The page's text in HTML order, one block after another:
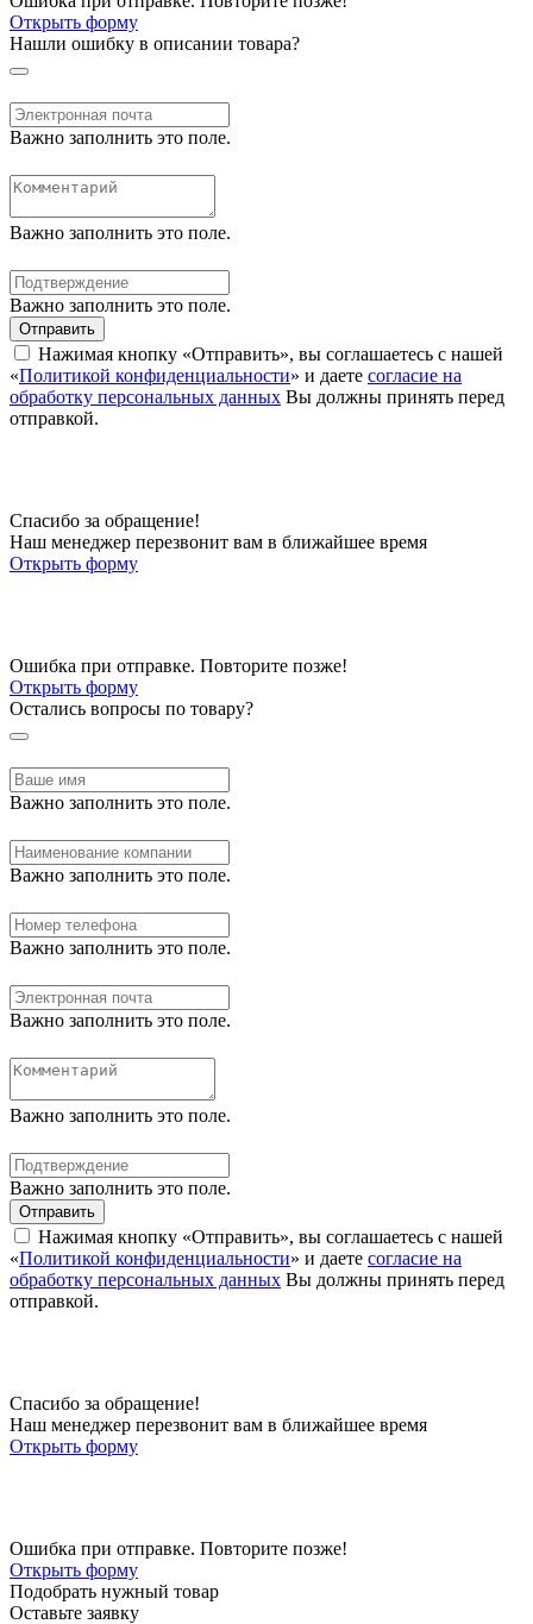
Открыть форму
Нашли ошибку в описании товара?
Важно заполнить это поле.
Важно заполнить это поле.
Важно заполнить это поле.
Отправить
Нажимая кнопку «Отправить», вы соглашаетесь с нашей
«Политикой конфиденциальности» и даете согласие на
обработку персональных данных Вы должны принять перед
отправкой.
Спасибо за обращение!
Наш менеджер перезвонит вам в ближайшее время
Открыть форму
Ошибка при отправке. Повторите позже!
Открыть форму
Остались вопросы по товару?
Важно заполнить это поле.
Важно заполнить это поле.
Важно заполнить это поле.
Важно заполнить это поле.
Важно заполнить это поле.
Важно заполнить это поле.
Отправить
Нажимая кнопку «Отправить», вы соглашаетесь с нашей
«Политикой конфиденциальности» и даете согласие на
обработку персональных данных Вы должны принять перед
отправкой.
Спасибо за обращение!
Наш менеджер перезвонит вам в ближайшее время
Открыть форму
Ошибка при отправке. Повторите позже!
Открыть форму
Подобрать нужный товар
Оставьте заявку